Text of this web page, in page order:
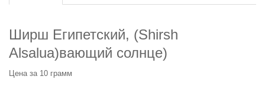
Ширш Египетский, (Shirsh
Alsalua)вающий солнце)
Цена за 10 грамм